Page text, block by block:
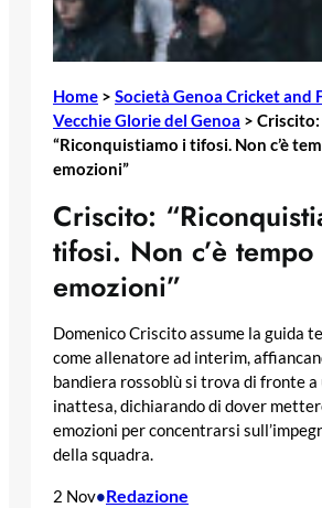
Home > Società Genoa Cricket and
Vecchie Glorie del Genoa > Criscito:
“Riconquistiamo i tifosi. Non c’è
emozioni”
Criscito:
tifosi. Non c’è
emozioni”
Domenico Criscito assume la guida
come allenatore ad interim,
bandiera rossoblù si trova di fronte a
inattesa, dichiarando di dover
emozioni per concentrarsi
della squadra.
2 Nov•Redazione